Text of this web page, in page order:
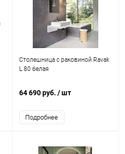
Столешница с раковиной Ravak
L 80 белая
64 690 руб. / шт
Подробнее